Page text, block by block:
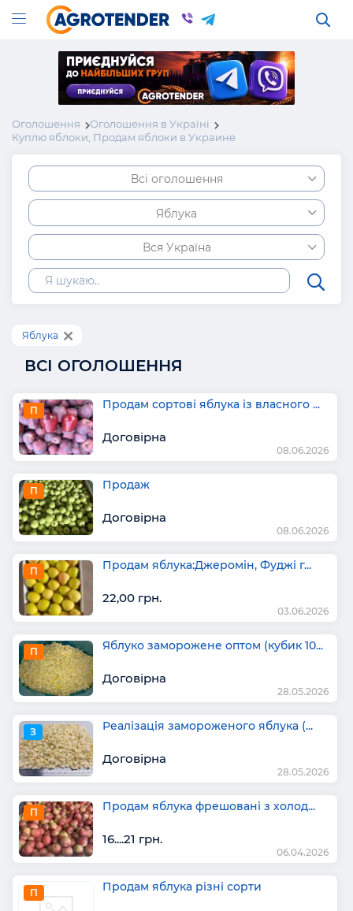
Оголошення
Оголошення в Україні
Куплю яблоки, Продам яблоки в Украине
Всі оголошення
Яблука
Вся Україна
Яблука
ВСІ ОГОЛОШЕННЯ
П Продам сортові яблука із власного ...
Договірна
08.06.2026
П Продаж
Договірна
08.06.2026
П Продам яблука:Джеромін, Фуджі г...
22,00 грн.
03.06.2026
П Яблуко заморожене оптом (кубик 10...
Договірна
28.05.2026
З Реалізація замороженого яблука (...
Договірна
28.05.2026
П Продам яблука фрешовані з холод...
16....21 грн.
06.04.2026
П Продам яблука різні сорти